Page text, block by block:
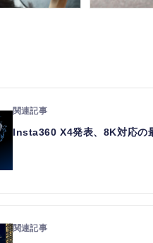
Insta360 X4発表、8K対応の